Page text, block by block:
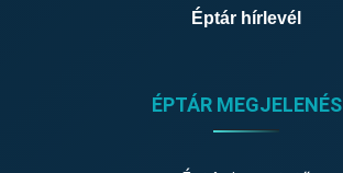
Éptár hírlevél
ÉPTÁR MEGJELENÉS